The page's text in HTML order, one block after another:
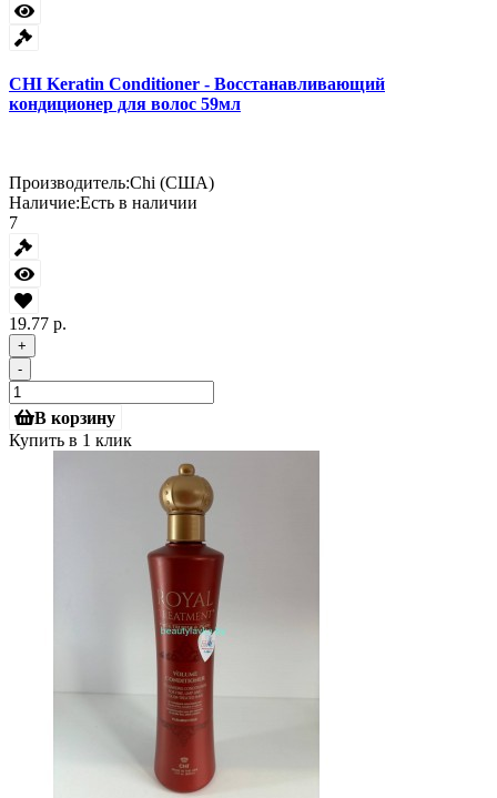
CHI Keratin Conditioner - Восстанавливающий
кондиционер для волос 59мл
Производитель:Chi (США)
Наличие:Есть в наличии
7
19.77 р.
+
-
В корзину
Купить в 1 клик